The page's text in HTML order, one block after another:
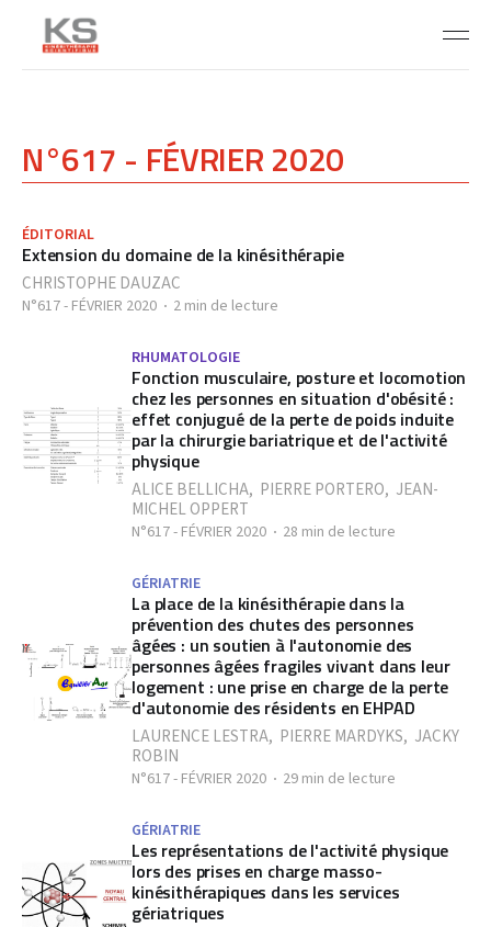
N°617 - FÉVRIER 2020
ÉDITORIAL
Extension du domaine de la kinésithérapie
CHRISTOPHE DAUZAC
N°617 - FÉVRIER 2020 2 min de lecture
RHUMATOLOGIE
Fonction musculaire, posture et locomotion
chez les personnes en situation d'obésité :
effet conjugué de la perte de poids induite
par la chirurgie bariatrique et de l'activité
physique
ALICE BELLICHA, PIERRE PORTERO, JEAN-
MICHEL OPPERT
N°617 - FÉVRIER 2020 28 min de lecture
GÉRIATRIE
La place de la kinésithérapie dans la
prévention des chutes des personnes
âgées : un soutien à l'autonomie des
personnes âgées fragiles vivant dans leur
logement : une prise en charge de la perte
d'autonomie des résidents en EHPAD
LAURENCE LESTRA, PIERRE MARDYKS, JACKY
ROBIN
N°617 - FÉVRIER 2020 29 min de lecture
GÉRIATRIE
Les représentations de l'activité physique
lors des prises en charge masso-
kinésithérapiques dans les services
gériatriques